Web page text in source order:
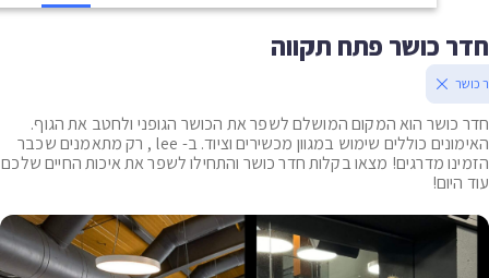
כושר פתח תקווה
הוא המקום המושלם לשפר את הכושר הגופני ולחטב את הגוף.
האימונים כוללים שימוש במגוון מכשירים וציוד. ב- lee , רק מתאמנים שכבר
מדרגים! מצאו בקלות חדר כושר והתחילו לשפר את איכות החיים שלכם